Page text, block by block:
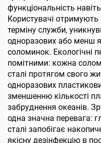
функціональність
Користувачі
терміну служби,
одноразових або менш
соломинок. Екологічні
помітними: кожна
сталі протягом свого
одноразових
зменшенню кількості
забруднення океанів.
одна значна перевага:
сталі запобігає
якісну дезінфекцію в